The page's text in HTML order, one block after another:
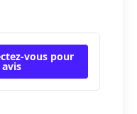
vous pour